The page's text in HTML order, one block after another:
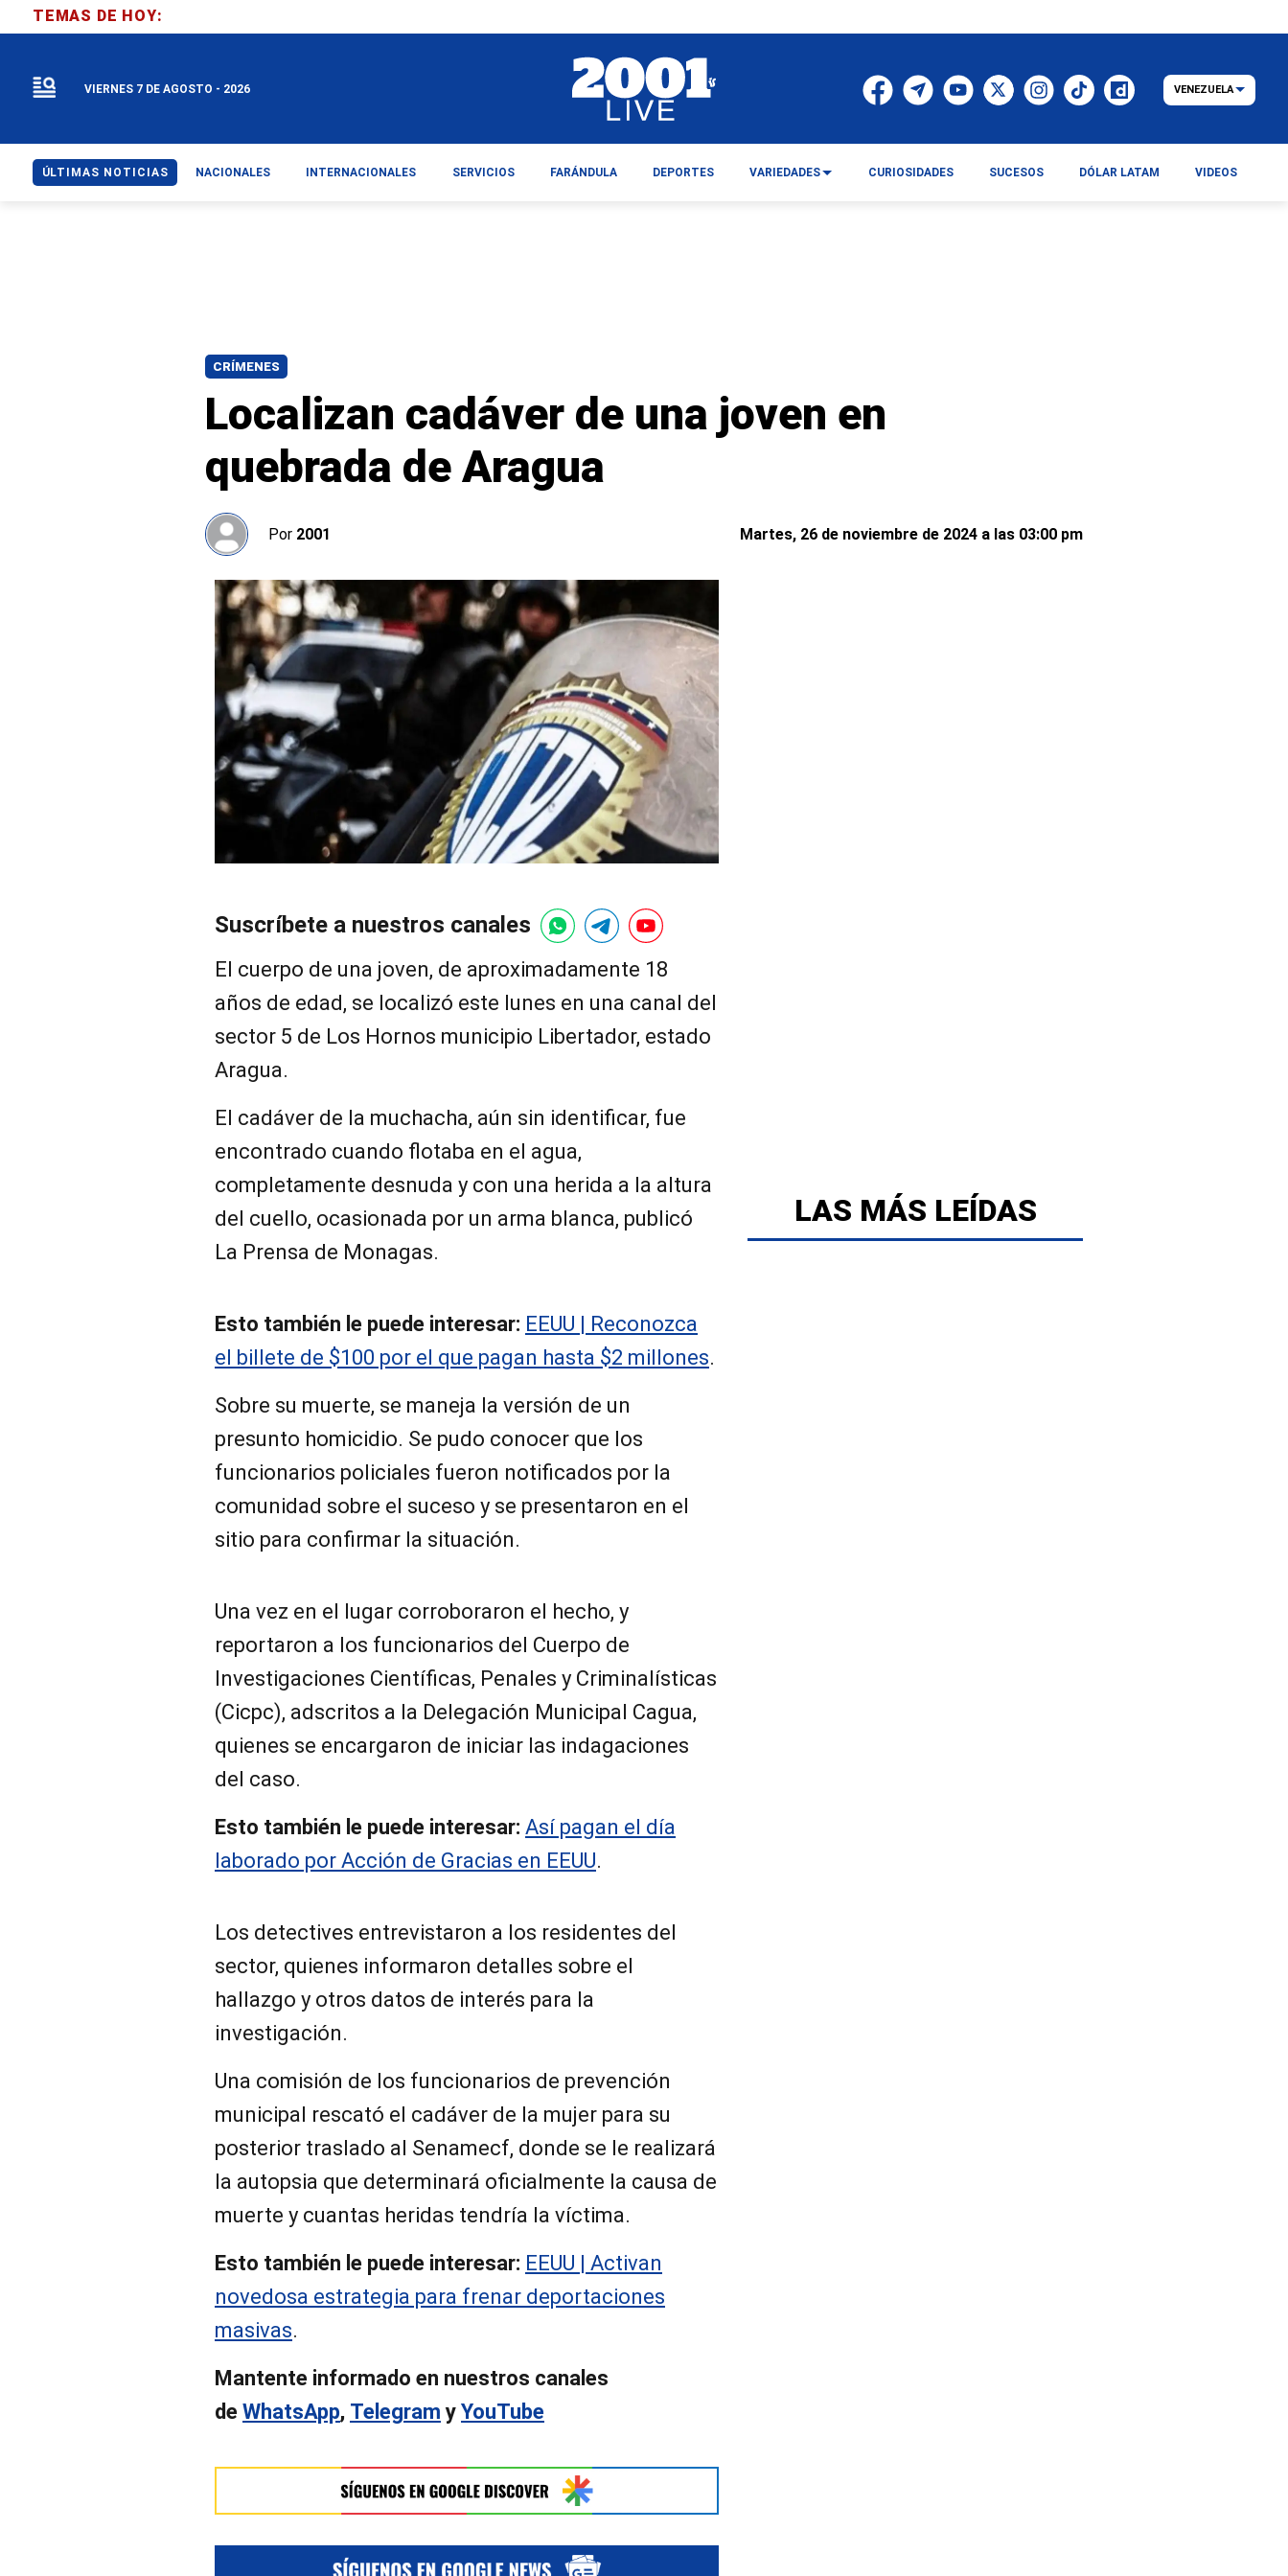
CRÍMENES
Localizan cadáver de una joven en
quebrada de Aragua
Por 2001 Martes, 26 de noviembre de 2024 a las 03:00 pm
Suscríbete a nuestros canales
El cuerpo de una joven, de aproximadamente 18
años de edad, se localizó este lunes en una canal del
sector 5 de Los Hornos municipio Libertador, estado
Aragua.
El cadáver de la muchacha, aún sin identificar, fue
encontrado cuando flotaba en el agua,
completamente desnuda y con una herida a la altura
del cuello, ocasionada por un arma blanca, publicó
La Prensa de Monagas.
Esto también le puede interesar: EEUU | Reconozca
el billete de $100 por el que pagan hasta $2 millones.
Sobre su muerte, se maneja la versión de un
presunto homicidio. Se pudo conocer que los
funcionarios policiales fueron notificados por la
comunidad sobre el suceso y se presentaron en el
sitio para confirmar la situación.
Una vez en el lugar corroboraron el hecho, y
reportaron a los funcionarios del Cuerpo de
Investigaciones Científicas, Penales y Criminalísticas
(Cicpc), adscritos a la Delegación Municipal Cagua,
quienes se encargaron de iniciar las indagaciones
del caso.
Esto también le puede interesar: Así pagan el día
laborado por Acción de Gracias en EEUU.
Los detectives entrevistaron a los residentes del
sector, quienes informaron detalles sobre el
hallazgo y otros datos de interés para la
investigación.
Una comisión de los funcionarios de prevención
municipal rescató el cadáver de la mujer para su
posterior traslado al Senamecf, donde se le realizará
la autopsia que determinará oficialmente la causa de
muerte y cuantas heridas tendría la víctima.
Esto también le puede interesar: EEUU | Activan
novedosa estrategia para frenar deportaciones
masivas.
Mantente informado en nuestros canales
de WhatsApp, Telegram y YouTube
LAS MÁS LEÍDAS
TEMAS DE HOY:
VIERNES 7 DE AGOSTO - 2026 VENEZUELA
ÚLTIMAS NOTICIAS NACIONALES INTERNACIONALES SERVICIOS FARÁNDULA DEPORTES VARIEDADES CURIOSIDADES SUCESOS DÓLAR LATAM VIDEOS